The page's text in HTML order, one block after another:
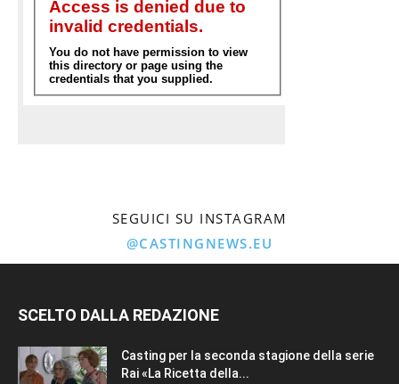
SEGUICI SU INSTAGRAM
@CASTINGNEWS.EU
SCELTO DALLA REDAZIONE
Casting per la seconda stagione della serie
Rai «La Ricetta della...